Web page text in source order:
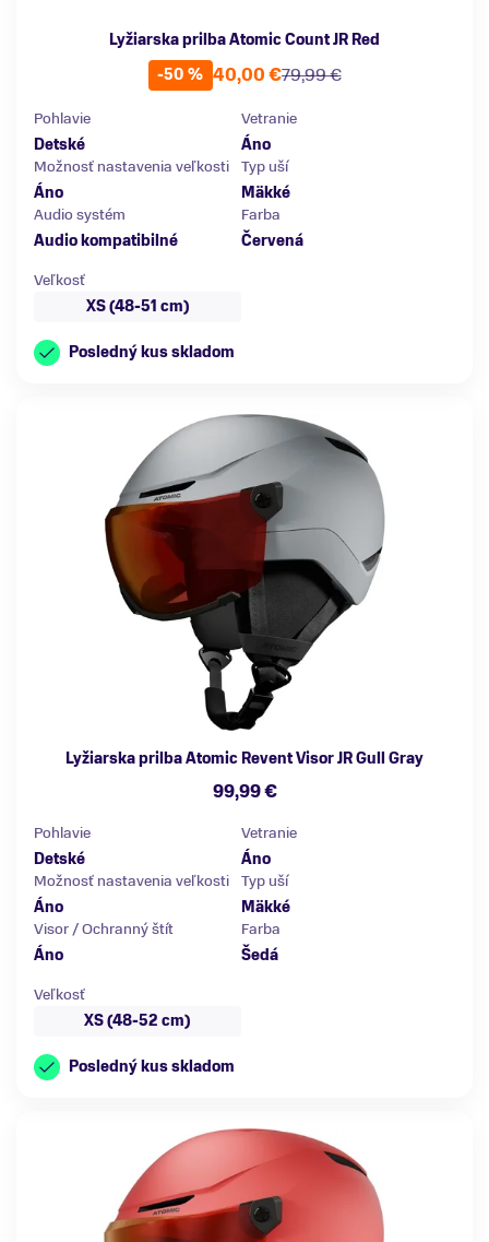
Lyžiarska prilba Atomic Count JR Red
-50 %
79,99 €
40,00 €
Pohlavie
Detské
Vetranie
Áno
Možnosť nastavenia veľkosti
Áno
Typ uší
Mäkké
Audio systém
Audio kompatibilné
Farba
Červená
Veľkosť
XS (48-51 cm)
Posledný kus skladom
Lyžiarska prilba Atomic Revent Visor JR Gull Gray
99,99 €
Pohlavie
Detské
Vetranie
Áno
Možnosť nastavenia veľkosti
Áno
Typ uší
Mäkké
Visor / Ochranný štít
Áno
Farba
Šedá
Veľkosť
XS (48-52 cm)
Posledný kus skladom